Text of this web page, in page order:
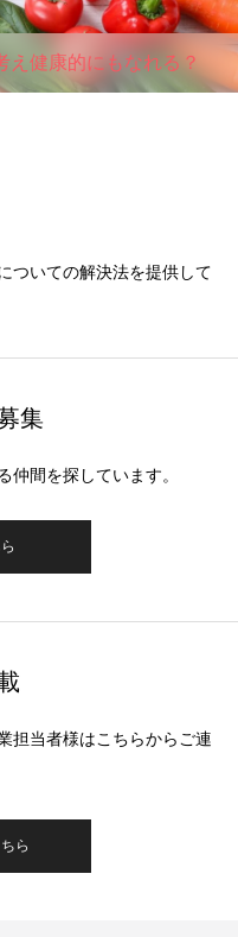
え健康的にもなれる？
ついての解決法を提供して
集
仲間を探しています。
担当者様はこちらからご連
ら